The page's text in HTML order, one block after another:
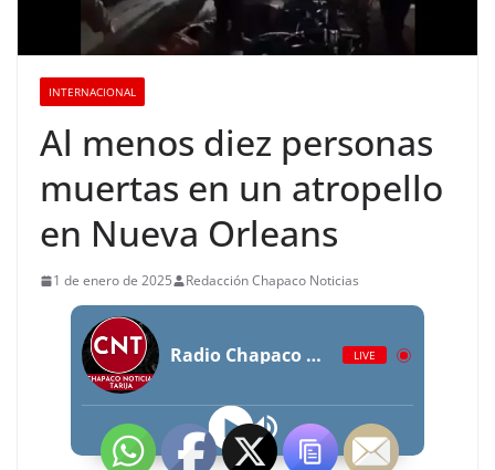
INTERNACIONAL
Al menos diez personas
muertas en un atropello
en Nueva Orleans
1 de enero de 2025 Redacción Chapaco Noticias
Radio Chapaco Noticias Las 24 horas en vivo LIVE